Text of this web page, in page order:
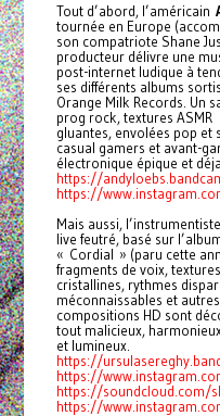
Tout d’abord, l’américain
tournée en Europe
son compatriote Shane
producteur délivre une
post-internet ludique à
ses différents albums
Orange Milk Records. Un
prog rock, textures ASMR
gluantes, envolées pop et
casual gamers et avant-
électronique épique et
https://
https://
Mais aussi,
live feutré, basé sur
« Cordial » (paru cette
fragments de voix, textures
cristallines, rythmes
méconnaissables et
compositions HD sont
tout malicieux,
et lumineux.
https://
https://
https://soundcloud.com/
https://